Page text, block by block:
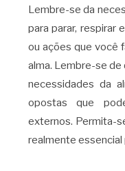
Lembre-se da
para parar, respirar
ou ações que você
alma. Lembre-se de
necessidades da
opostas que
externos. Permita-
realmente essencial